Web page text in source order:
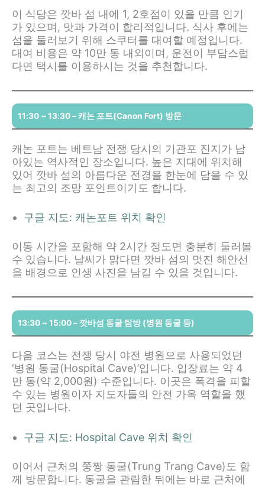
이 식당은 깟바 섬 내에 1, 2호점이 있을 만큼 인기
가 있으며, 맛과 가격이 합리적입니다. 식사 후에는
섬을 둘러보기 위해 스쿠터를 대여할 예정입니다.
대여 비용은 약 10만 동 내외이며, 운전이 부담스럽
다면 택시를 이용하시는 것을 추천합니다.
11:30 ~ 13:30 – 캐논 포트(Canon Fort) 방문
캐논 포트는 베트남 전쟁 당시의 기관포 진지가 남
아있는 역사적인 장소입니다. 높은 지대에 위치해
있어 깟바 섬의 아름다운 전경을 한눈에 담을 수 있
는 최고의 조망 포인트이기도 합니다.
구글 지도: 캐논포트 위치 확인
이동 시간을 포함해 약 2시간 정도면 충분히 둘러볼
수 있습니다. 날씨가 맑다면 깟바 섬의 멋진 해안선
을 배경으로 인생 사진을 남길 수 있을 것입니다.
13:30 ~ 15:00 – 깟바섬 동굴 탐방 (병원 동굴 등)
다음 코스는 전쟁 당시 야전 병원으로 사용되었던
‘병원 동굴(Hospital Cave)’입니다. 입장료는 약 4
만 동(약 2,000원) 수준입니다. 이곳은 폭격을 피할
수 있는 병원이자 지도자들의 안전 가옥 역할을 했
던 곳입니다.
구글 지도: Hospital Cave 위치 확인
이어서 근처의 쭝짱 동굴(Trung Trang Cave)도 함
께 방문합니다. 동굴을 관람한 뒤에는 바로 근처에